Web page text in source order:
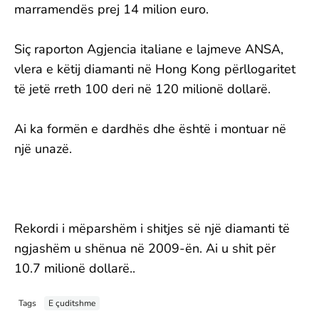
marramendës prej 14 milion euro.
Siç raporton Agjencia italiane e lajmeve ANSA,
vlera e këtij diamanti në Hong Kong përllogaritet
të jetë rreth 100 deri në 120 milionë dollarë.
Ai ka formën e dardhës dhe është i montuar në
një unazë.
Rekordi i mëparshëm i shitjes së një diamanti të
ngjashëm u shënua në 2009-ën. Ai u shit për
10.7 milionë dollarë..
Tags E çuditshme